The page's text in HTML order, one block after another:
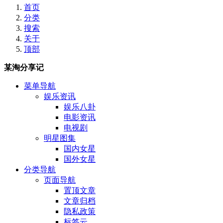
首页
分类
搜索
关于
顶部
某淘分享记
菜单导航
娱乐资讯
娱乐八卦
电影资讯
电视剧
明星图集
国内女星
国外女星
分类导航
页面导航
置顶文章
文章归档
隐私政策